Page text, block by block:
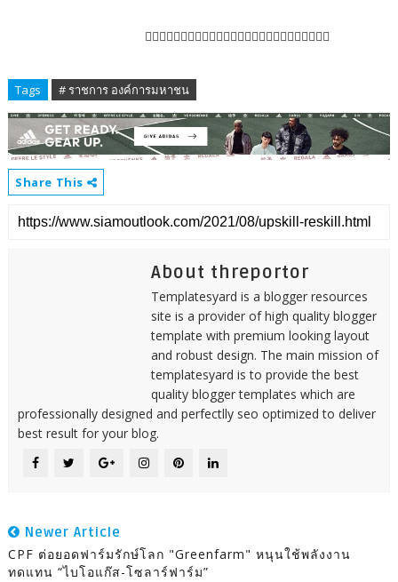

Tags # ราชการ องค์การมหาชน
Share This
About threportor
Templatesyard is a blogger resources
site is a provider of high quality blogger
template with premium looking layout
and robust design. The main mission of
templatesyard is to provide the best
quality blogger templates which are
professionally designed and perfectlly seo optimized to deliver
best result for your blog.
Newer Article
CPF ต่อยอดฟาร์มรักษ์โลก "Greenfarm" หนุนใช้พลังงาน
ทดแทน “ไบโอแก๊ส-โซลาร์ฟาร์ม”